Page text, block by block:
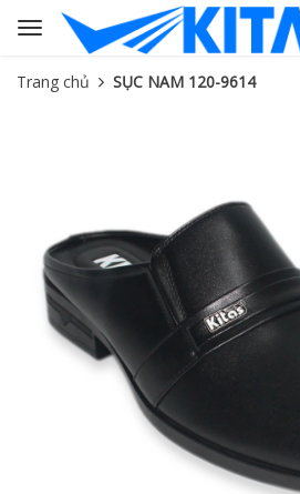
Toggle
navigation
Trang chủ SỤC NAM 120-9614